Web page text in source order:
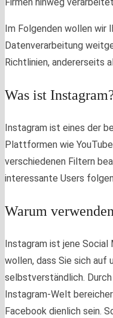
Im Folgenden wollen wir
Datenverarbeitung
Richtlinien, andererseits
Was ist
Instagram ist eines der
Plattformen wie
verschiedenen Filtern
interessante Users
Warum
Instagram ist jene Social
wollen, dass Sie sich auf
selbstverständlich.
Instagram-Welt
Facebook dienlich sein.